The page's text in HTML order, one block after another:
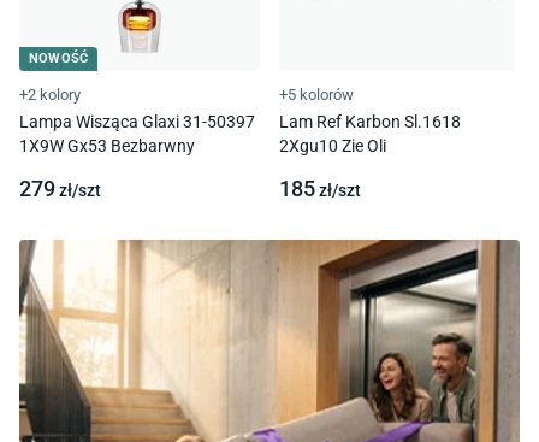
NOWOŚĆ
+2 kolory
Lampa Wisząca Glaxi 31-50397
1X9W Gx53 Bezbarwny
279zł/szt
+5 kolorów
Lam Ref Karbon Sl.1618
2Xgu10 Zie Oli
185zł/szt